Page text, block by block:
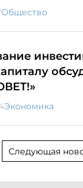
Общество
Экономика
Следующая